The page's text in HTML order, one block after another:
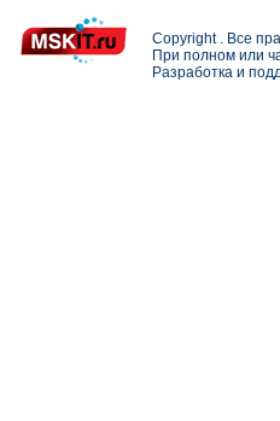
Copyright . Все
При полном или
Разработка и